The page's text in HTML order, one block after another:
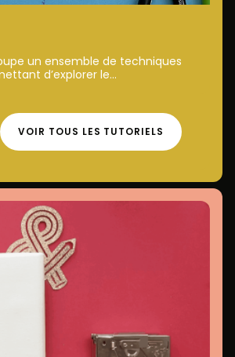
un ensemble de techniques
d’explorer le...
VOIR TOUS LES TUTORIELS